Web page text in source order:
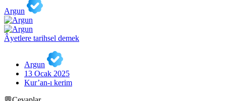
Argun
Âyetlere tarihsel demek
Argun
13 Ocak 2025
Kur’an-ı kerim